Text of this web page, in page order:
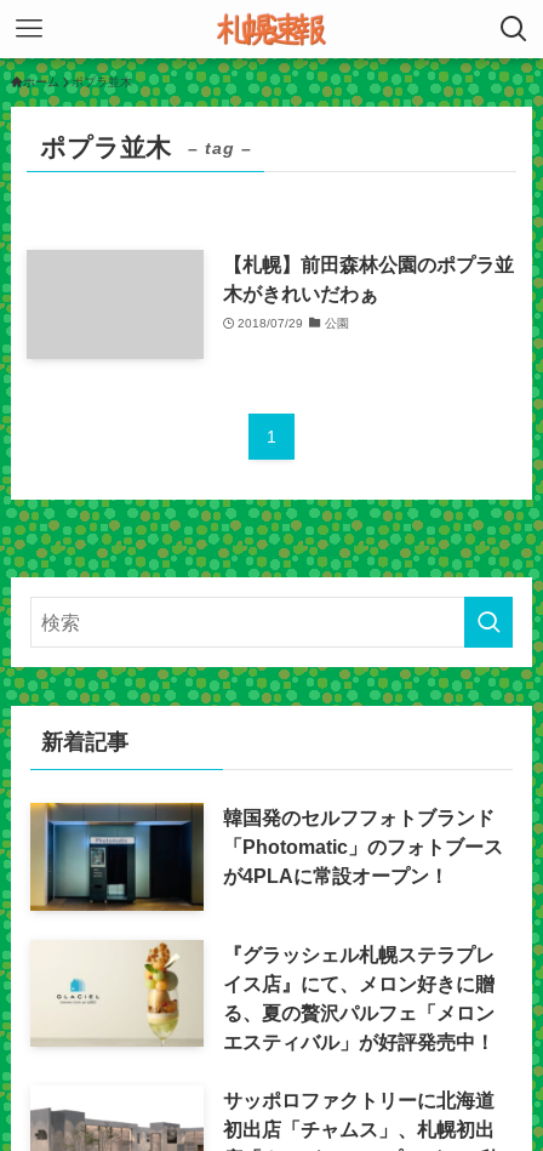
ホーム ポプラ並木
ポプラ並木 – tag –
【札幌】前田森林公園のポプラ並
木がきれいだわぁ
2018/07/29 公園
1
新着記事
韓国発のセルフフォトブランド
「Photomatic」のフォトブース
が4PLAに常設オープン！
『グラッシェル札幌ステラプレ
イス店』にて、メロン好きに贈
る、夏の贅沢パルフェ「メロン
エスティバル」が好評発売中！
サッポロファクトリーに北海道
初出店「チャムス」、札幌初出